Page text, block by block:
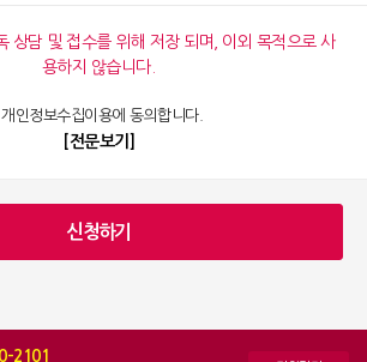
상담 및 접수를 위해 저장 되며, 이외 목적으로 사
용하지 않습니다.
개인정보수집이용에 동의합니다.
[전문보기]
2101